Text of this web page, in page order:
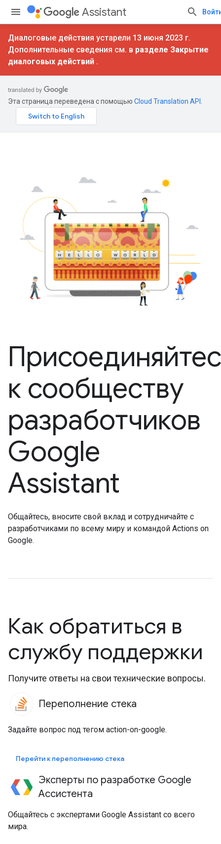
Assistant
Диалоговые действия устарели 13 июня 2023 г.
Дополнительные сведения см. в разделе Закрытие
диалоговых действий .
Эта страница переведена с помощью Cloud Translation API
к сообществу
разработчиков
Google
Assistant
Общайтесь, вносите свой вклад и сотрудничайте с
разработчиками по всему миру и командой Actions on
Google.
Как обратиться в
службу поддержки
Получите ответы на свои технические вопросы.
Переполнение стека
Задайте вопрос под тегом action-on-google.
Перейти к переполнению стека
Эксперты по разработке Google
Ассистента
Общайтесь с экспертами Google Assistant со всего
мира.